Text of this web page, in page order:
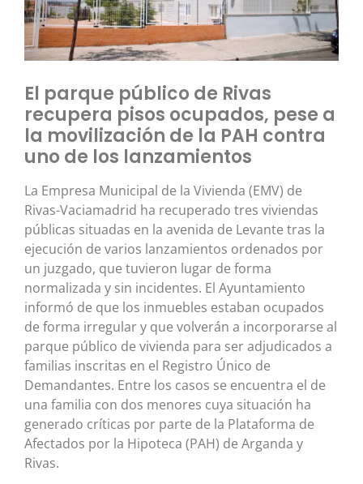
El parque público de Rivas
recupera pisos ocupados, pese a
la movilización de la PAH contra
uno de los lanzamientos
La Empresa Municipal de la Vivienda (EMV) de
Rivas-Vaciamadrid ha recuperado tres viviendas
públicas situadas en la avenida de Levante tras la
ejecución de varios lanzamientos ordenados por
un juzgado, que tuvieron lugar de forma
normalizada y sin incidentes. El Ayuntamiento
informó de que los inmuebles estaban ocupados
de forma irregular y que volverán a incorporarse al
parque público de vivienda para ser adjudicados a
familias inscritas en el Registro Único de
Demandantes. Entre los casos se encuentra el de
una familia con dos menores cuya situación ha
generado críticas por parte de la Plataforma de
Afectados por la Hipoteca (PAH) de Arganda y
Rivas.